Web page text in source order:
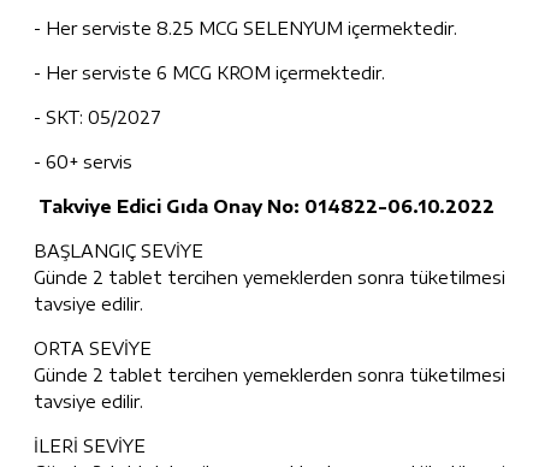
- Her serviste 8.25 MCG SELENYUM içermektedir.
- Her serviste 6 MCG KROM içermektedir.
- SKT: 05/2027
- 60+ servis
Takviye Edici Gıda Onay No: 014822-06.10.2022
BAŞLANGIÇ SEVİYE
Günde 2 tablet tercihen yemeklerden sonra tüketilmesi
tavsiye edilir.
ORTA SEVİYE
Günde 2 tablet tercihen yemeklerden sonra tüketilmesi
tavsiye edilir.
İLERİ SEVİYE